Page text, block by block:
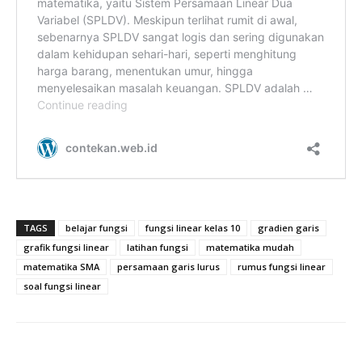
TAGS belajar fungsi fungsi linear kelas 10
gradien garis
grafik fungsi linear
latihan fungsi
matematika mudah
matematika SMA
persamaan garis lurus
rumus fungsi linear
soal fungsi linear